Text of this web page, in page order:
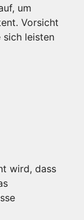
um
Vorsicht
sich leisten
wird, dass